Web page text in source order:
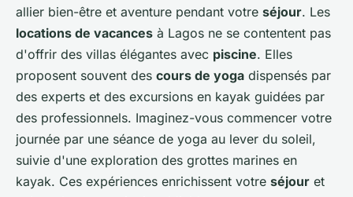
allier bien-être et aventure pendant votre séjour. Les
locations de vacances à Lagos ne se contentent pas
d'offrir des villas élégantes avec piscine. Elles
proposent souvent des cours de yoga dispensés par
des experts et des excursions en kayak guidées par
des professionnels. Imaginez-vous commencer votre
journée par une séance de yoga au lever du soleil,
suivie d'une exploration des grottes marines en
kayak. Ces expériences enrichissent votre séjour et